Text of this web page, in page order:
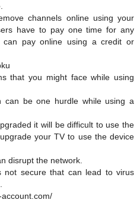
channels online using your
have to pay one time for any
can pay online using a credit or
that you might face while using
can be one hurdle while using a
it will be difficult to use the
your TV to use the device
disrupt the network.
not secure that can lead to virus